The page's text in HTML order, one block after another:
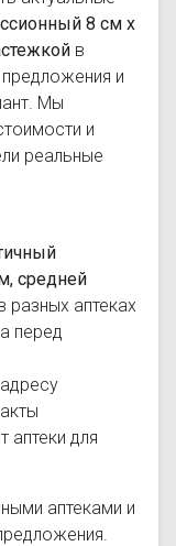
8 см х
в
и
Мы
и
реальные
средней
разных аптеках
перед
аптеки для
аптеками и